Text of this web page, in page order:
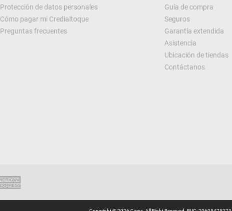
Protección de datos personales
Cómo pagar mi Credialtoque
Preguntas frecuentes
Guía de compra
Seguros
Garantía extendida
Asistencia
Ubicación de tiendas
Contáctanos